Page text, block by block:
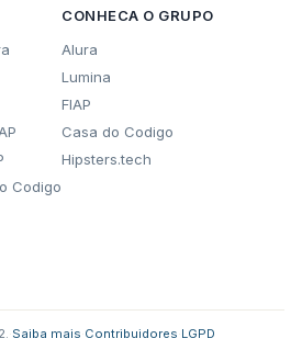
Codigo
CONHECA O GRUPO
Alura
Lumina
FIAP
Casa do Codigo
Hipsters.tech
Saiba mais Contribuidores LGPD